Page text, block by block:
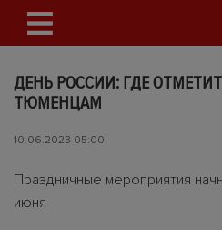
ДЕНЬ РОССИИ: ГДЕ
ТЮМЕНЦАМ
10.06.2023 05:00
Праздничные мероприятия
июня